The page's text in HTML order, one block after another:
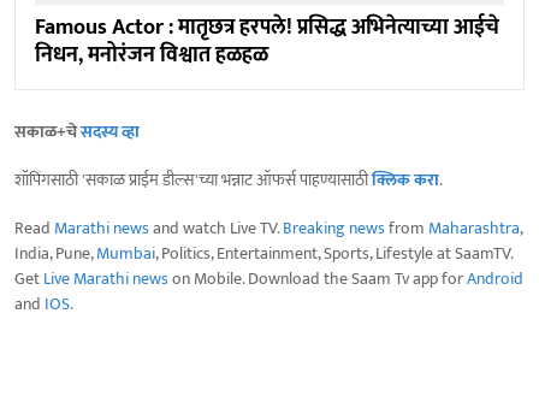
Famous Actor : मातृछत्र हरपले! प्रसिद्ध अभिनेत्याच्या आईचे
निधन, मनोरंजन विश्वात हळहळ
सकाळ+चेसदस्य व्हा
शॉपिंगसाठी 'सकाळ प्राईम डील्स'च्या भन्नाट ऑफर्स पाहण्यासाठीक्लिक करा.
Read Marathi newsand watch Live TV.Breaking newsfrom Maharashtra,
India, Pune,Mumbai, Politics, Entertainment, Sports, Lifestyle at SaamTV.
GetLive Marathi newson Mobile. Download the Saam Tv app forAndroid
and IOS.